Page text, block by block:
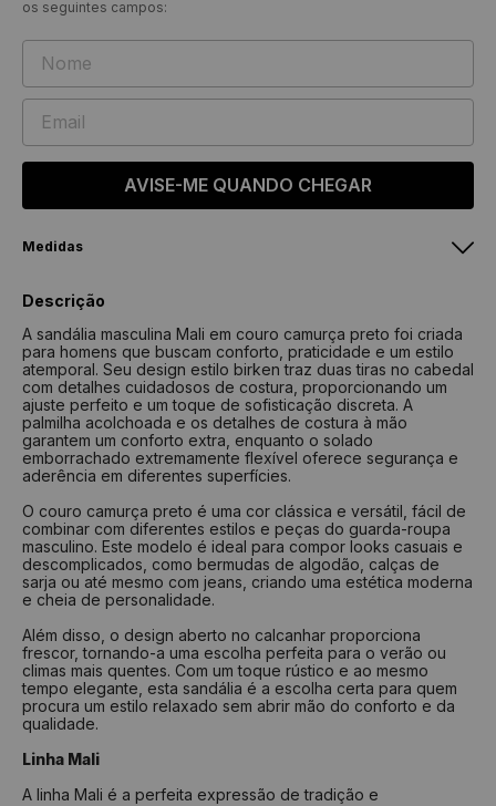
os seguintes campos:
AVISE-ME QUANDO CHEGAR
Medidas
33
22 cm 37
24,6 cm
34
22,7 cm 38
25,4 cm
35
23,4 cm 39
26 cm
36
24 cm 40
26,7 cm
37
24,6 cm 41
38
25,4 cm 42
28 cm
39
26 cm 43
28,7 cm
40
26,7 cm 44 29,4 cm
Centralize seu pé em uma folha de papel
Faça um risco a partir do seu calcanhar
Repita o risco na frente do dedão
Tire a medida do comprimento das linhas
Verifique na tabela qual a numeração indicada
Descrição
A sandália masculina Mali em couro camurça preto foi criada
para homens que buscam conforto, praticidade e um estilo
atemporal. Seu design estilo birken traz duas tiras no cabedal
com detalhes cuidadosos de costura, proporcionando um
ajuste perfeito e um toque de sofisticação discreta. A
palmilha acolchoada e os detalhes de costura à mão
garantem um conforto extra, enquanto o solado
emborrachado extremamente flexível oferece segurança e
aderência em diferentes superfícies.
O couro camurça preto é uma cor clássica e versátil, fácil de
combinar com diferentes estilos e peças do guarda-roupa
masculino. Este modelo é ideal para compor looks casuais e
descomplicados, como bermudas de algodão, calças de
sarja ou até mesmo com jeans, criando uma estética moderna
e cheia de personalidade.
Além disso, o design aberto no calcanhar proporciona
frescor, tornando-a uma escolha perfeita para o verão ou
climas mais quentes. Com um toque rústico e ao mesmo
tempo elegante, esta sandália é a escolha certa para quem
procura um estilo relaxado sem abrir mão do conforto e da
qualidade.
Linha Mali
A linha Mali é a perfeita expressão de tradição e